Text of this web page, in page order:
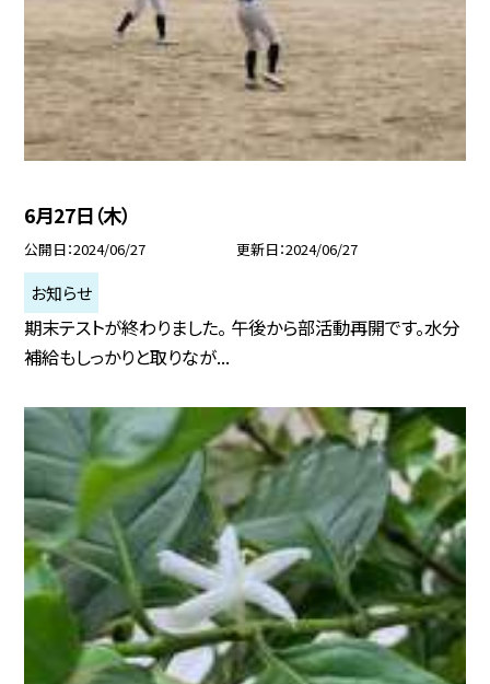
6月27日（木）
公開日 2024/06/27 更新日 2024/06/27
お知らせ
期末テストが終わりました。 午後から部活動再開です。水分
補給もしっかりと取りなが...